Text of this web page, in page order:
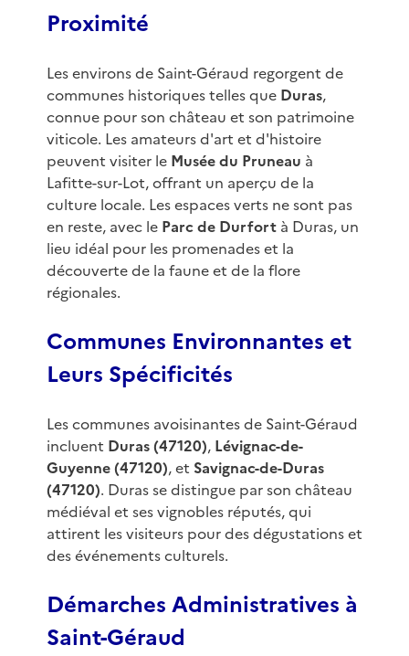
Proximité
Les environs de Saint-Géraud regorgent de
communes historiques telles que Duras,
connue pour son château et son patrimoine
viticole. Les amateurs d'art et d'histoire
peuvent visiter le Musée du Pruneau à
Lafitte-sur-Lot, offrant un aperçu de la
culture locale. Les espaces verts ne sont pas
en reste, avec le Parc de Durfortà Duras, un
lieu idéal pour les promenades et la
découverte de la faune et de la flore
régionales.
Communes Environnantes et
Leurs Spécificités
Les communes avoisinantes de Saint-Géraud
incluent Duras (47120), Lévignac-de-
Guyenne (47120), et Savignac-de-Duras
(47120). Duras se distingue par son château
médiéval et ses vignobles réputés, qui
attirent les visiteurs pour des dégustations et
des événements culturels.
Démarches Administratives à
Saint-Géraud